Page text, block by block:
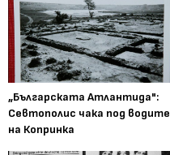
„Българската Атлантида":
Севтополис чака под водите
на Копринка